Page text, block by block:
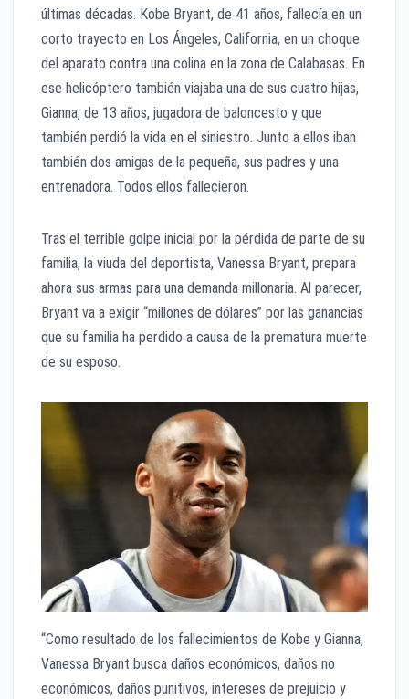
últimas décadas. Kobe Bryant, de 41 años, fallecía en un
corto trayecto en Los Ángeles, California, en un choque
del aparato contra una colina en la zona de Calabasas. En
ese helicóptero también viajaba una de sus cuatro hijas,
Gianna, de 13 años, jugadora de baloncesto y que
también perdió la vida en el siniestro. Junto a ellos iban
también dos amigas de la pequeña, sus padres y una
entrenadora. Todos ellos fallecieron.
Tras el terrible golpe inicial por la pérdida de parte de su
familia, la viuda del deportista, Vanessa Bryant, prepara
ahora sus armas para una demanda millonaria. Al parecer,
Bryant va a exigir “millones de dólares” por las ganancias
que su familia ha perdido a causa de la prematura muerte
de su esposo.
“Como resultado de los fallecimientos de Kobe y Gianna,
Vanessa Bryant busca daños económicos, daños no
económicos, daños punitivos, intereses de prejuicio y